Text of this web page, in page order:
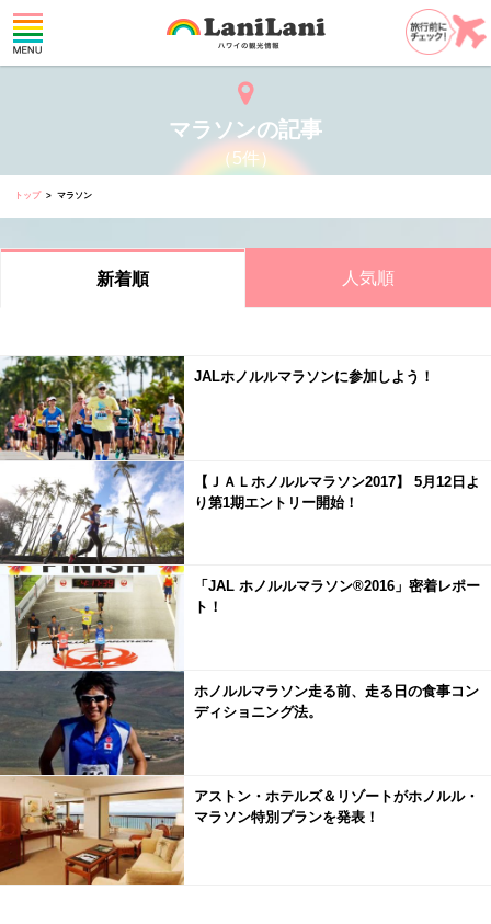
マラソンの記事
（5件）
トップ マラソン
新着順 人気順
JALホノルルマラソンに参加しよう！
【ＪＡＬホノルルマラソン2017】 5月12日よ
り第1期エントリー開始！
「JAL ホノルルマラソン®2016」密着レポー
ト！
ホノルルマラソン走る前、走る日の食事コン
ディショニング法。
アストン・ホテルズ＆リゾートがホノルル・
マラソン特別プランを発表！